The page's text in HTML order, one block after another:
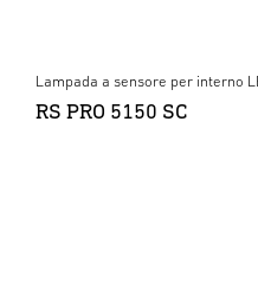
Lampada a sensore per interno
RS PRO 5150 SC